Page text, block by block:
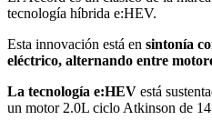
tecnología híbrida e:HEV.
Esta innovación está en sintonía
eléctrico, alternando entre
La tecnología e:HEV está
un motor 2.0L ciclo Atkinson de